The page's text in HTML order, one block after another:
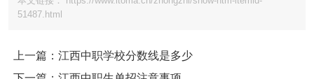
51487.html
上一篇：江西中职学校分数线是多少